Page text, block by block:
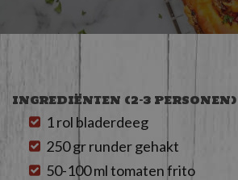
INGREDIËNTEN (2-3 PERSONEN)
1 rol bladerdeeg
250 gr runder gehakt
50-100 ml tomaten frito